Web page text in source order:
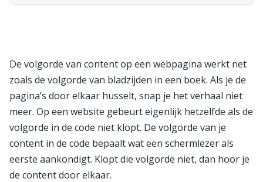
De volgorde van content op een webpagina werkt net
zoals de volgorde van bladzijden in een boek. Als je de
pagina’s door elkaar husselt, snap je het verhaal niet
meer. Op een website gebeurt eigenlijk hetzelfde als de
volgorde in de code niet klopt. De volgorde van je
content in de code bepaalt wat een schermlezer als
eerste aankondigt. Klopt die volgorde niet, dan hoor je
de content door elkaar.